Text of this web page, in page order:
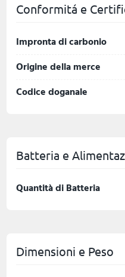
Conformitá e
Impronta di carbonio
Origine della merce
Codice doganale
Batteria e
Quantità di Batteria
Dimensioni e Peso